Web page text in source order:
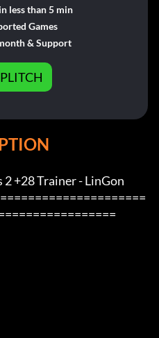
less than 5 min
Games
& Support
+28 Trainer - LinGon